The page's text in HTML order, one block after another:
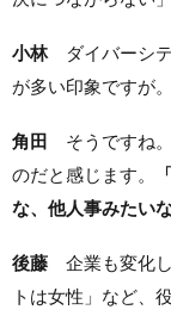
小林ダイバーシテ
が多い印象ですが。
角田
そうですね
のだと感じます。
な、他人事みたい
後藤 企業も変化
トは女性」など、